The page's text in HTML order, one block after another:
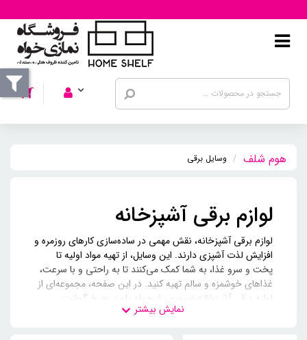
وسایل برقی
لوازم برقی آشپزخانه
لوازم برقی آشپزخانه، نقش مهمی در ساده‌سازی کارهای روزمره و
افزایش لذت آشپزی دارند. این وسایل، از تهیه مواد اولیه تا
پخت و سرو غذا، به شما کمک می‌کنند تا به راحتی و با سرعت،
غذاهای خوشمزه و سالم تهیه کنید. در این صفحه، مجموعه‌ای از
لوازم برقی آشپزخانه ضروری، از جمله پلوپز، چرخ گوشت،
آب‌میوه‌گیری، آب مرکبات‌گیری و مخلوط کن، برای رفع نیازهای